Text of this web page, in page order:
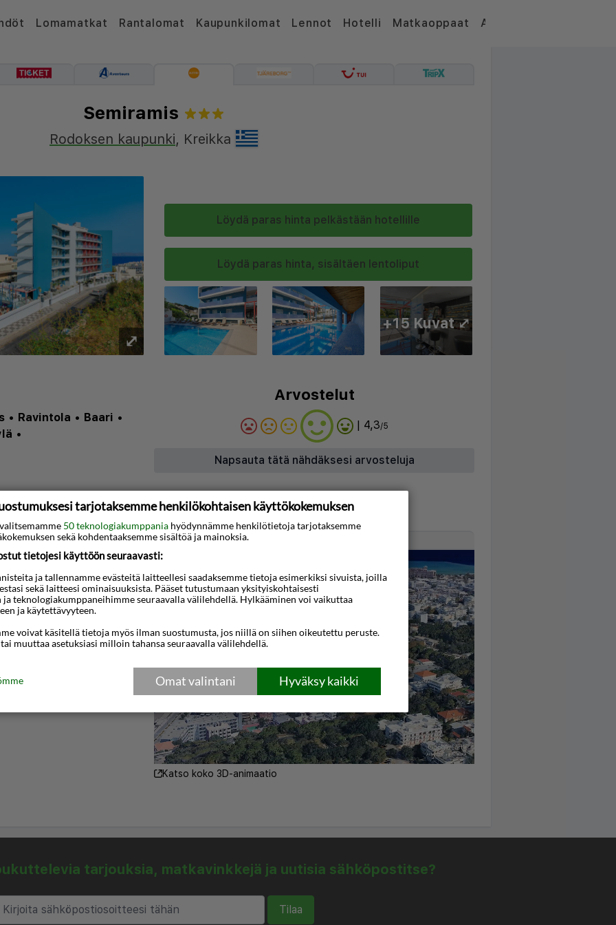
Lomamatkat Rantalomat Kaupunkilomat Lennot Hotelli Matkaoppaat Artikkelit
Semiramis
Rodoksen kaupunki, Kreikka
⤢
Löydä paras hinta pelkästään hotellille
Löydä paras hinta, sisältäen lentoliput
+15 Kuvat ⤢
• Ravintola • Baari •
•
✅
Arvostelut
| 4,3/5
Napsauta tätä nähdäksesi arvosteluja
Semiramis-hotelli on
laidalla, kävelymatkan
3D-animaatio
Katso koko 3D-animaatio
tarjouksia, matkavinkkejä ja uutisia sähköpostitse?
Tilaa
tarjotaksemme henkilökohtaisen käyttökokemuksen
50 teknologiakumppania hyödynnämme henkilötietoja tarjotaksemme
sekä kohdentaaksemme sisältöä ja mainoksia.
tietojesi käyttöön seuraavasti:
ja tallennamme evästeitä laitteellesi saadaksemme tietoja esimerkiksi sivuista, joilla
sekä laitteesi ominaisuuksista. Pääset tutustumaan yksityiskohtaisesti
teknologiakumppaneihimme seuraavalla välilehdellä. Hylkääminen voi vaikuttaa
ja käytettävyyteen.
voivat käsitellä tietoja myös ilman suostumusta, jos niillä on siihen oikeutettu peruste.
muuttaa asetuksiasi milloin tahansa seuraavalla välilehdellä.
Hyväksy kaikki
Omat valintani